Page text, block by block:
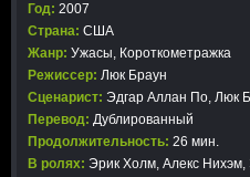
Год: 2007
Страна: США
Жанр: Ужасы, Короткометражка
Режиссер: Люк Браун
Сценарист: Эдгар Аллан По, Люк
Перевод: Дублированный
Продолжительность: 26 мин.
В ролях: Эрик Холм, Алекс